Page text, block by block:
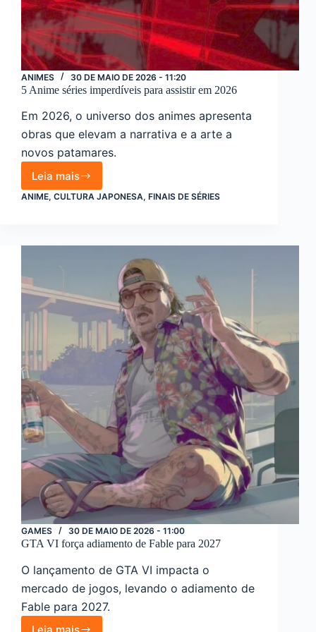
ANIMES 30 DE MAIO DE 2026 - 11:20
5 Anime séries imperdíveis para assistir em 2026
Em 2026, o universo dos animes apresenta
obras que elevam a narrativa e a arte a
novos patamares.
Leia mais
5
Anime
assistir
ANIME, CULTURA JAPONESA, FINAIS DE SÉRIES
GAMES 30 DE MAIO DE 2026 - 11:00
GTA VI força adiamento de Fable para 2027
O lançamento de GTA VI impacta o
mercado de jogos, levando o adiamento de
Fable para 2027.